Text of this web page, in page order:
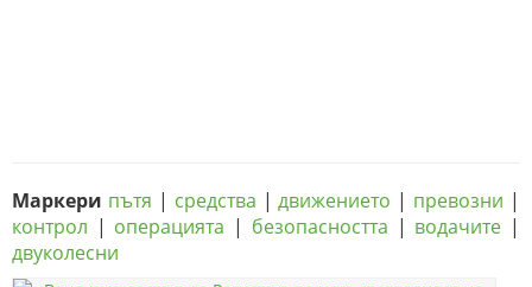
Маркери пътя | средства |движението | превозни |
контрол | операцията | безопасността | водачите |
двуколесни